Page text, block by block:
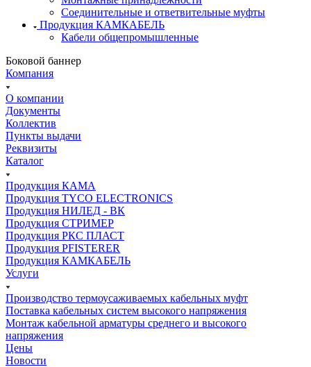
Соединительные и ответвительные муфты
Продукция КАМКАБЕЛЬ
Кабели общепромышленные
Боковой баннер
Компания
О компании
Документы
Коллектив
Пункты выдачи
Реквизиты
Каталог
Продукция КАМА
Продукция TYCO ELECTRONICS
Продукция НИЛЕД - ВК
Продукция СТРИМЕР
Продукция РКС ПЛАСТ
Продукция PFISTERER
Продукция КАМКАБЕЛЬ
Услуги
Производство термоусаживаемых кабельных муфт
Поставка кабельных систем высокого напряжения
Монтаж кабельной арматуры среднего и высокого
напряжения
Цены
Новости